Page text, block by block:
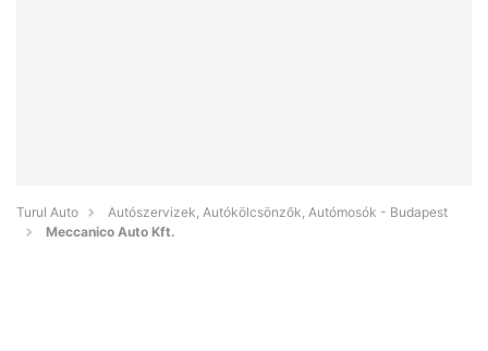
Turul Auto
Autószervizek, Autókölcsönzők, Autómosók - Budapest
Meccanico Auto Kft.